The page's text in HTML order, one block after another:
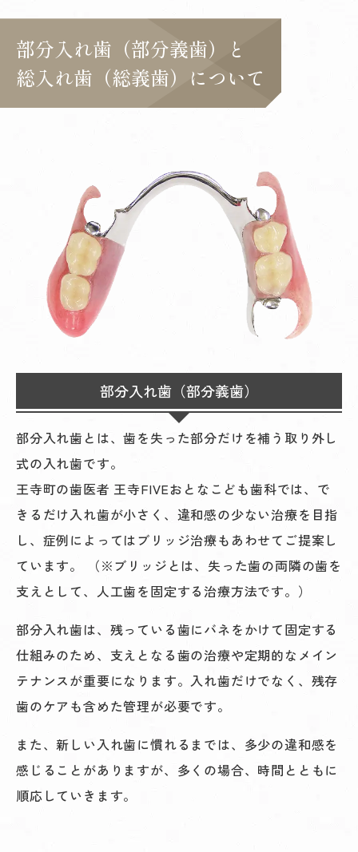
部分入れ歯（部分義歯）と
総入れ歯（総義歯）について
部分入れ歯（部分義歯）
部分入れ歯とは、歯を失った部分だけを補う取り外し
式の入れ歯です。
王寺町の歯医者 王寺FIVEおとなこども歯科では、で
きるだけ入れ歯が小さく、違和感の少ない治療を目指
し、症例によってはブリッジ治療もあわせてご提案し
ています。 （※ブリッジとは、失った歯の両隣の歯を
支えとして、人工歯を固定する治療方法です。）
部分入れ歯は、残っている歯にバネをかけて固定する
仕組みのため、支えとなる歯の治療や定期的なメイン
テナンスが重要になります。入れ歯だけでなく、残存
歯のケアも含めた管理が必要です。
また、新しい入れ歯に慣れるまでは、多少の違和感を
感じることがありますが、多くの場合、時間とともに
順応していきます。